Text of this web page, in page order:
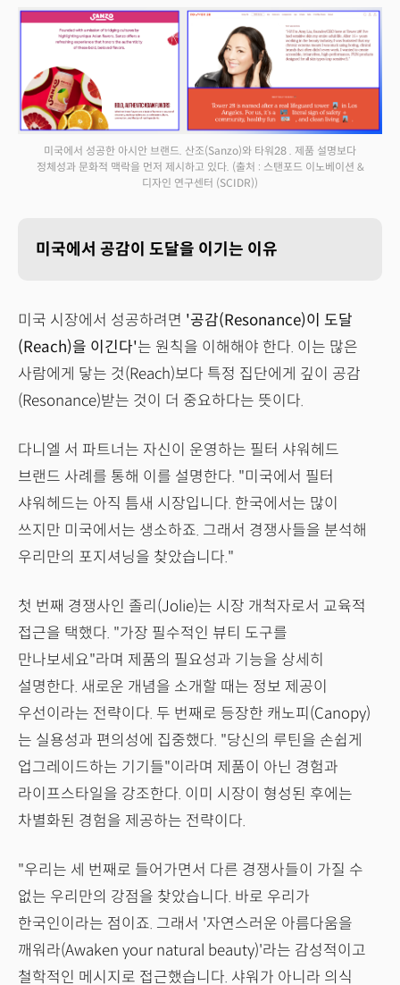
미국에서 성공한 아시안 브랜드. 산조(Sanzo)와 타워28 . 제품 설명보다
정체성과 문화적 맥락을 먼저 제시하고 있다. (출처 : 스탠포드 이노베이션 &
디자인 연구센터 (SCIDR))
미국에서 공감이 도달을 이기는 이유
미국 시장에서 성공하려면 '공감(Resonance)이 도달
(Reach)을 이긴다'는 원칙을 이해해야 한다. 이는 많은
사람에게 닿는 것(Reach)보다 특정 집단에게 깊이 공감
(Resonance)받는 것이 더 중요하다는 뜻이다.
다니엘 서 파트너는 자신이 운영하는 필터 샤워헤드
브랜드 사례를 통해 이를 설명한다. "미국에서 필터
샤워헤드는 아직 틈새 시장입니다. 한국에서는 많이
쓰지만 미국에서는 생소하죠. 그래서 경쟁사들을 분석해
우리만의 포지셔닝을 찾았습니다."
첫 번째 경쟁사인 졸리(Jolie)는 시장 개척자로서 교육적
접근을 택했다. "가장 필수적인 뷰티 도구를
만나보세요"라며 제품의 필요성과 기능을 상세히
설명한다. 새로운 개념을 소개할 때는 정보 제공이
우선이라는 전략이다. 두 번째로 등장한 캐노피(Canopy)
는 실용성과 편의성에 집중했다. "당신의 루틴을 손쉽게
업그레이드하는 기기들"이라며 제품이 아닌 경험과
라이프스타일을 강조한다. 이미 시장이 형성된 후에는
차별화된 경험을 제공하는 전략이다.
"우리는 세 번째로 들어가면서 다른 경쟁사들이 가질 수
없는 우리만의 강점을 찾았습니다. 바로 우리가
한국인이라는 점이죠. 그래서 '자연스러운 아름다움을
깨워라(Awaken your natural beauty)'라는 감성적이고
철학적인 메시지로 접근했습니다. 샤워가 아니라 의식